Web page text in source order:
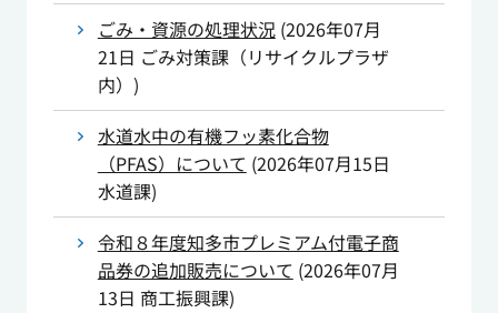
ごみ・資源の処理状況(2026年07月
21日 ごみ対策課（リサイクルプラザ
内） )
水道水中の有機フッ素化合物
（PFAS）について (2026年07月15日
水道課)
令和８年度知多市プレミアム付電子商
品券の追加販売について (2026年07月
13日 商工振興課)